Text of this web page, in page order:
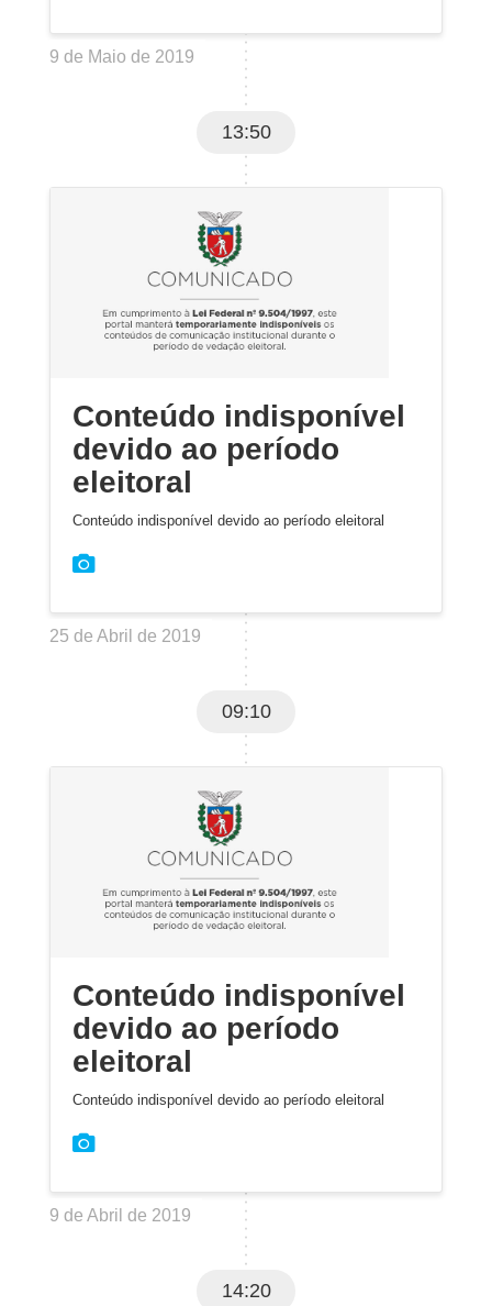
9 de Maio de 2019
13:50
Conteúdo indisponível
devido ao período
eleitoral
Conteúdo indisponível devido ao período eleitoral
25 de Abril de 2019
09:10
Conteúdo indisponível
devido ao período
eleitoral
Conteúdo indisponível devido ao período eleitoral
9 de Abril de 2019
14:20